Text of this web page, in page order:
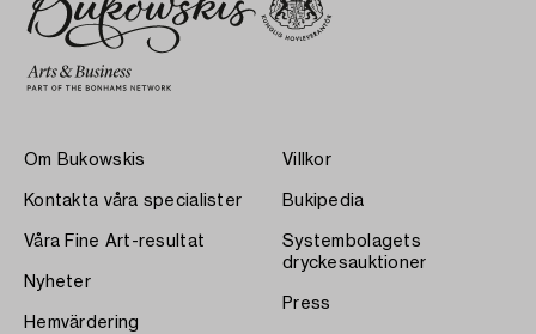
Om Bukowskis
Kontakta våra specialister
Våra Fine Art-resultat
Nyheter
Hemvärdering
Villkor
Bukipedia
Systembolagets
dryckesauktioner
Press